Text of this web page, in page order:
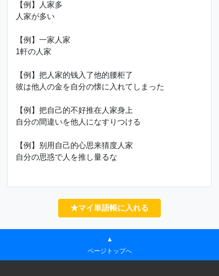
【例】人家多
人家が多い
【例】一家人家
1軒の人家
【例】把人家的钱入了他的腰柜了
彼は他人の金を自分の懐に入れてしまった
【例】把自己的不好推在人家身上
自分の間違いを他人になすりつける
【例】别用自己的心思来猜度人家
自分の思惑で人を推し量るな
★マイ単語帳に入れる
▲
ページトップへ